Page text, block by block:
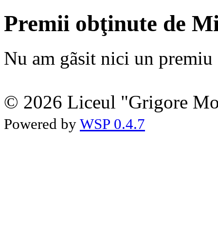
Premii obţinute de
Nu am gãsit nici un premiu
© 2026 Liceul "Grigore
Powered by WSP 0.4.7